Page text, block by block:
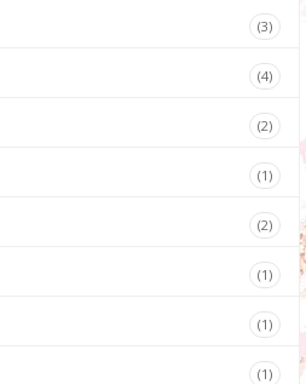
(3)
(4)
(2)
(1)
(2)
(1)
(1)
(1)